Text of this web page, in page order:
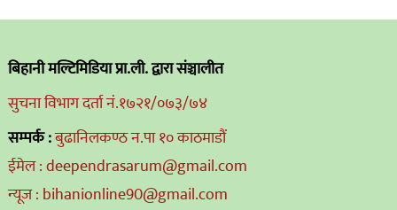
बिहानी मल्टिमिडिया प्रा.ली. द्वारा संञ्चालीत
सुचना विभाग दर्ता नं.१७२१/०७३/७४
सम्पर्क :बुढानिलकण्ठ न.पा १० काठमाडौं
ईमेल : deependrasarum@gmail.com
न्यूज : bihanionline90@gmail.com